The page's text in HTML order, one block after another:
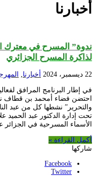
أخبارنا
ندوة” المسرح في معترك
لذاكرة المسرح الجزائري
22 ديسمبر، 2024 أخبارنا
احتضن فضاء أمحمد بن قطاف
والتحرير” نشطها كل من عبد
تحت إدارة الدكتور عبد
الأسماء المسرحية في
أكمل القراءة »
شاركها
Facebook
Twitter